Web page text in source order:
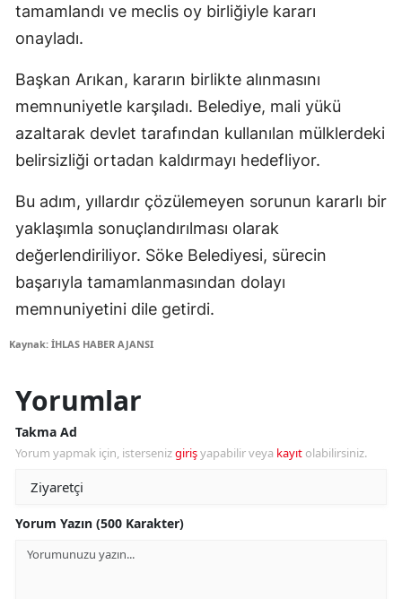
tamamlandı ve meclis oy birliğiyle kararı
onayladı.
Başkan Arıkan, kararın birlikte alınmasını
memnuniyetle karşıladı. Belediye, mali yükü
azaltarak devlet tarafından kullanılan mülklerdeki
belirsizliği ortadan kaldırmayı hedefliyor.
Bu adım, yıllardır çözülemeyen sorunun kararlı bir
yaklaşımla sonuçlandırılması olarak
değerlendiriliyor. Söke Belediyesi, sürecin
başarıyla tamamlanmasından dolayı
memnuniyetini dile getirdi.
Kaynak: İHLAS HABER AJANSI
Yorumlar
Takma Ad
Yorum yapmak için, istersenizgirişyapabilir veya kayıt olabilirsiniz.
Yorum Yazın (500 Karakter)